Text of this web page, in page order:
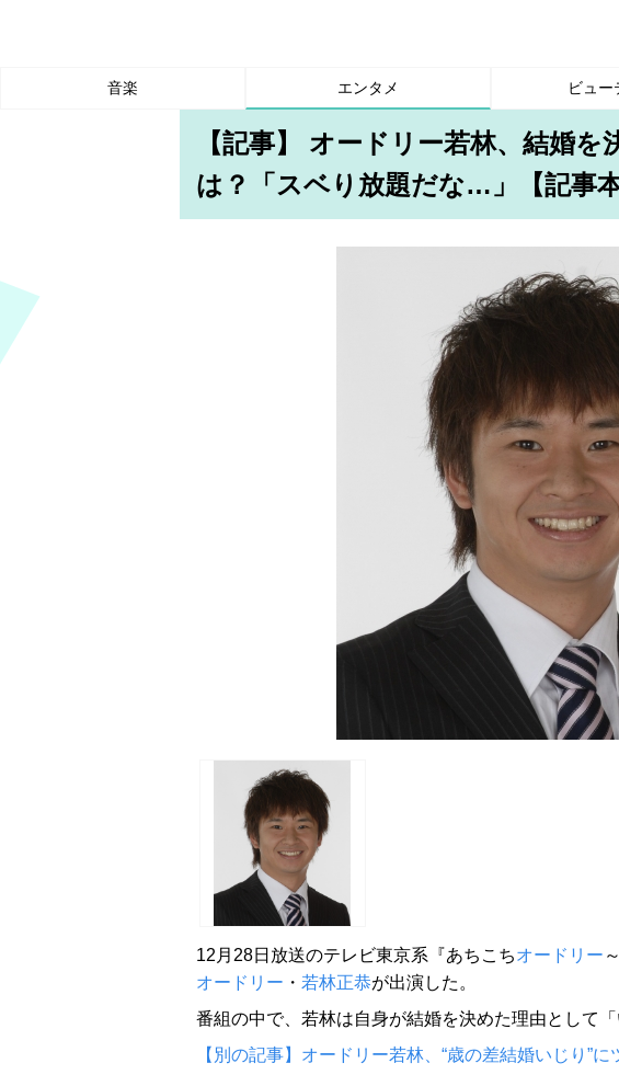
音楽 エンタメ ビュー
【記事】 オードリー若林、結婚を
は？「スベり放題だな…」【記事
12月28日放送のテレビ東京系『あちこちオードリー
オードリー ・ 若林正恭が出演した。
番組の中で、若林は自身が結婚を決めた理由として
【別の記事】オードリー若林、“歳の差結婚いじり”